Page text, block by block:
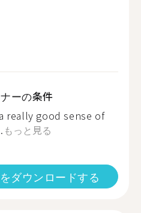
ーの条件
really good sense of
もっと見る
ダウンロードする